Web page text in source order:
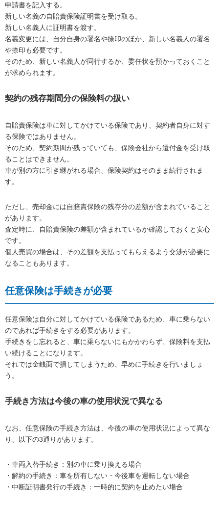
申請書を記入する。
新しい名義の自賠責保険証明書を受け取る。
新しい名義人に証明書を渡す。
名義変更には、自分自身の署名や捺印のほか、新しい名義人の署名
や捺印も必要です。
そのため、新しい名義人が同行するか、委任状を預かっておくこと
が求められます。
契約の残存期間分の保険料の扱い
自賠責保険は車に対してかけている保険であり、契約者自身に対す
る保険ではありません。
そのため、契約期間が残っていても、保険会社から還付金を受け取
ることはできません。
車が別の方に引き継がれる場合、保険契約はそのまま続行されま
す。
ただし、売却金には自賠責保険の残存分の差額が含まれていること
があります。
査定時に、自賠責保険の差額が含まれているか確認しておくと安心
です。
個人売買の場合は、その差額を支払ってもらえるよう交渉が必要に
なることもあります。
任意保険は手続きが必要
任意保険は自分に対してかけている保険であるため、車に乗らない
のであれば手続きをする必要があります。
手続きをし忘れると、車に乗らないにもかかわらず、保険料を支払
い続けることになります。
それでは金銭面で損してしまうため、早めに手続きを行いましょ
う。
手続き方法は今後の車の使用状況で異なる
なお、任意保険の手続き方法は、今後の車の使用状況によって異な
り、以下の3通りがあります。
・車両入替手続き：別の車に乗り換える場合
・解約の手続き：車を所有しない・今後車を運転しない場合
・中断証明書発行の手続き：一時的に契約を止めたい場合